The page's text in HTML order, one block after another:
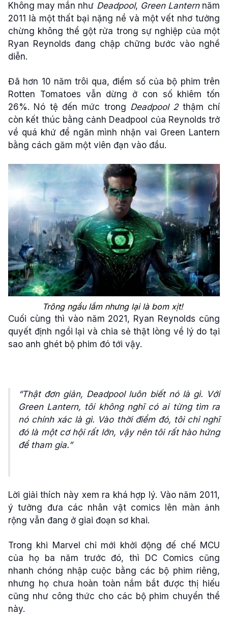
Không may mắn như Deadpool, Green Lanternnăm
2011 là một thất bại nặng nề và một vết nhơ tưởng
chừng không thể gột rửa trong sự nghiệp của một
Ryan Reynolds đang chập chững bước vào nghề
diễn.
Đã hơn 10 năm trôi qua, điểm số của bộ phim trên
Rotten Tomatoes vẫn dừng ở con số khiêm tốn
26%. Nó tệ đến mức trong Deadpool 2 thậm chí
còn kết thúc bằng cảnh Deadpool của Reynolds trở
về quá khứ để ngăn mình nhận vai Green Lantern
bằng cách găm một viên đạn vào đầu.
Trông ngầu lắm nhưng lại là bom xịt!
Cuối cùng thì vào năm 2021, Ryan Reynolds cũng
quyết định ngồi lại và chia sẻ thật lòng về lý do tại
sao anh ghét bộ phim đó tới vậy.
“Thật đơn giản, Deadpool luôn biết nó là gì. Với
Green Lantern, tôi không nghĩ có ai từng tìm ra
nó chính xác là gì. Vào thời điểm đó, tôi chỉ nghĩ
đó là một cơ hội rất lớn, vậy nên tôi rất hào hứng
để tham gia.”
Lời giải thích này xem ra khá hợp lý. Vào năm 2011,
ý tưởng đưa các nhân vật comics lên màn ảnh
rộng vẫn đang ở giai đoạn sơ khai.
Trong khi Marvel chỉ mới khởi động đế chế MCU
của họ ba năm trước đó, thì DC Comics cũng
nhanh chóng nhập cuộc bằng các bộ phim riêng,
nhưng họ chưa hoàn toàn nắm bắt được thị hiếu
cũng như công thức cho các bộ phim chuyển thể
này.